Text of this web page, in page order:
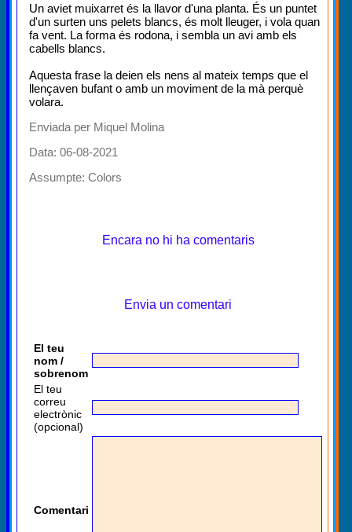
Un aviet muixarret és la llavor d'una planta. És un puntet
d'un surten uns pelets blancs, és molt lleuger, i vola quan
fa vent. La forma és rodona, i sembla un avi amb els
cabells blancs.
Aquesta frase la deien els nens al mateix temps que el
llençaven bufant o amb un moviment de la mà perquè
volara.
Enviada per Miquel Molina
Data: 06-08-2021
Assumpte: Colors
Encara no hi ha comentaris
Envia un comentari
El teu
nom /
sobrenom
El teu
correu
electrònic
(opcional)
Comentari